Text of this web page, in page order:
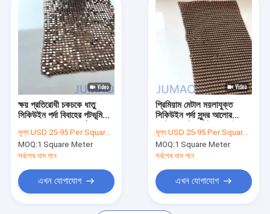
পণ্য
আমাদের সম্পর্কে
কারখানা ভ্রমণ
মান নিয়ন্ত্রণ
আমাদের সাথে যোগাযোগ করুন
সব ক্ষেত্রেই
ক্ষয় প্রতিরোধী চকচকে ধাতু
সিকিউইন পর্দা বিবাহের পটভূমি
মূল্য:USD 25-95 Per Square Meter
MOQ:1 Square Meter
সর্বশেষ দাম পান
এখন যোগাযোগ
প্রিমিয়াম মেটাল ময়লাযুক্ত
সিকিউইন পর্দা সুন্দর আলোর
করে
মূল্য:USD 25-95 Per Square Meter
MOQ:1 Square Meter
সর্বশেষ দাম পান
এখন যোগাযোগ